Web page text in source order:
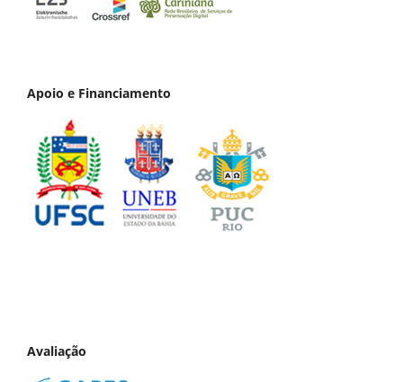
Apoio e Financiamento
Avaliação